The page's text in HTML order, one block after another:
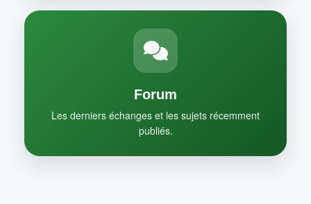
Forum
Les derniers échanges et les sujets récemment
publiés.